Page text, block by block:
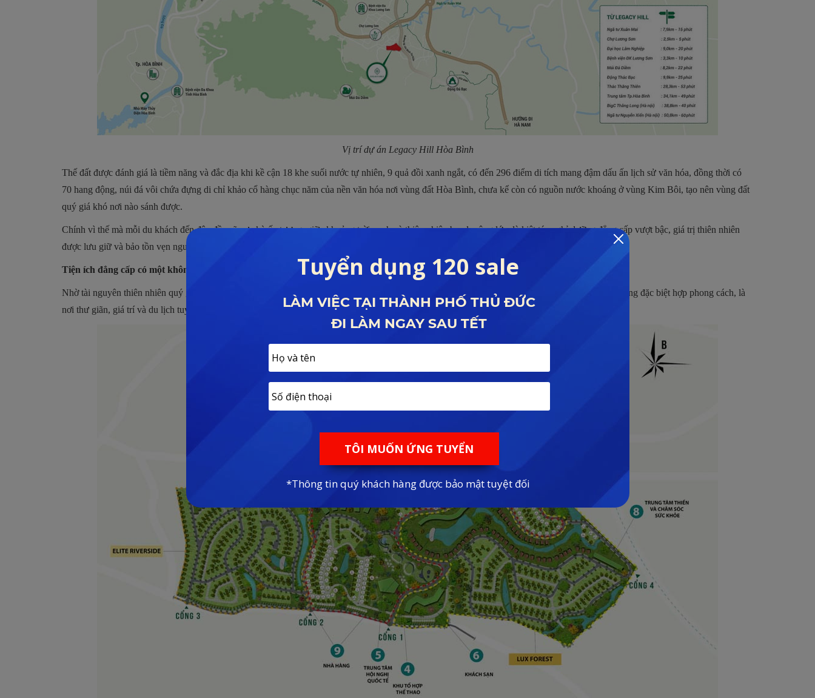
Vị trí dự án Legacy Hill Hòa Bình
Thế đất được đánh giá là tiềm năng và đắc địa khi kề cận 18 khe suối nước tự nhiên, 9 quả đồi xanh ngắt, có đến 296 điểm di tích mang đậm dấu ấn lịch sử văn hóa, đồng thời có
70 hang động, núi đá vôi chứa đựng di chỉ khảo cổ hàng chục năm của nền văn hóa nơi vùng đất Hòa Bình, chưa kể còn có nguồn nước khoáng ở vùng Kim Bôi, tạo nên vùng đất
quý giá khó nơi nào sánh được.
Chính vì thế mà mỗi du khách đến đây đều sẽ cực kỳ ấn tượng, giữa khoảng trời xanh và thiên nhiên bao la rộng lớn, là kiệt tác nghỉ dưỡng đẳng cấp vượt bậc, giá trị thiên nhiên
được lưu giữ và bảo tồn vẹn nguyên, tạo điều kiện để dự án được xây dựng và phát triển thành khu nghỉ dưỡng với mô hình sinh thái đúng nghĩa.
Tiện ích đẳng cấp có một không hai
Nhờ tài nguyên thiên nhiên quý giá và phong phú xung quanh, khu đô thị càng trở nên đậm chất sinh thái hơn, các hạng mục tiện ích nghỉ dưỡng cũng đặc biệt hợp phong cách, là
nơi thư giãn, giá trí và du lịch tuyệt vời cho mọi du khách.